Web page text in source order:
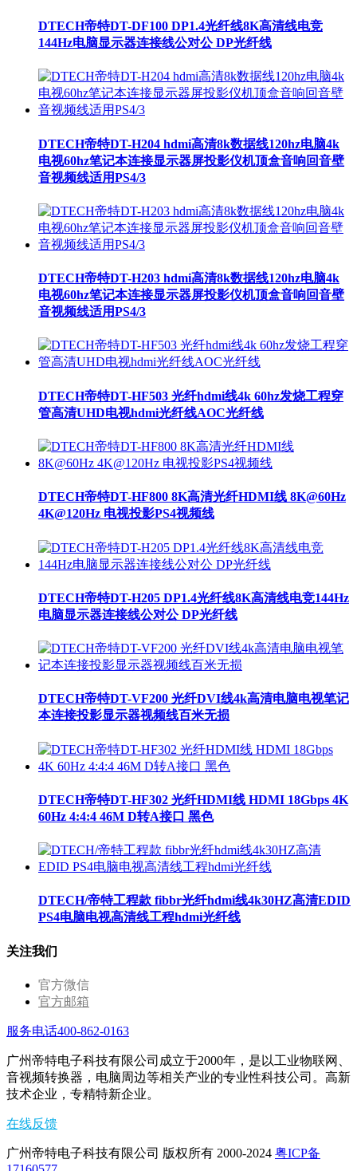
DTECH帝特DT-DF100 DP1.4光纤线8K高清线电竞
144Hz电脑显示器连接线公对公 DP光纤线
DTECH帝特DT-H204 hdmi高清8k数据线120hz电脑4k
电视60hz笔记本连接显示器屏投影仪机顶盒音响回音壁
音视频线适用PS4/3
DTECH帝特DT-H203 hdmi高清8k数据线120hz电脑4k
电视60hz笔记本连接显示器屏投影仪机顶盒音响回音壁
音视频线适用PS4/3
DTECH帝特DT-HF503 光纤hdmi线4k 60hz发烧工程穿
管高清UHD电视hdmi光纤线AOC光纤线
DTECH帝特DT-HF800 8K高清光纤HDMI线 8K@60Hz
4K@120Hz 电视投影PS4视频线
DTECH帝特DT-H205 DP1.4光纤线8K高清线电竞144Hz
电脑显示器连接线公对公 DP光纤线
DTECH帝特DT-VF200 光纤DVI线4k高清电脑电视笔记
本连接投影显示器视频线百米无损
DTECH帝特DT-HF302 光纤HDMI线 HDMI 18Gbps 4K
60Hz 4:4:4 46M D转A接口 黑色
DTECH/帝特工程款 fibbr光纤hdmi线4k30HZ高清EDID
PS4电脑电视高清线工程hdmi光纤线
关注我们
官方微信
官方邮箱
服务电话400-862-0163
广州帝特电子科技有限公司成立于2000年，是以工业物联网、
音视频转换器，电脑周边等相关产业的专业性科技公司。高新
技术企业，专精特新企业。
在线反馈
广州帝特电子科技有限公司 版权所有 2000-2024 粤ICP备